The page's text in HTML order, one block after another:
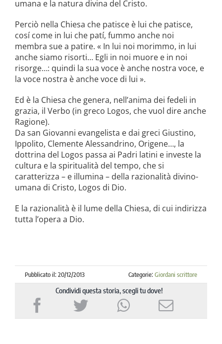
umana e la natura divina del Cristo.
Perciò nella Chiesa che patisce è lui che patisce,
cosí come in lui che patí, fummo anche noi
membra sue a patire. « In lui noi morimmo, in lui
anche siamo risorti… Egli in noi muore e in noi
risorge…: quindi la sua voce è anche nostra voce, e
la voce nostra è anche voce di lui ».
Ed è la Chiesa che genera, nell’anima dei fedeli in
grazia, il Verbo (in greco Logos, che vuol dire anche
Ragione).
Da san Giovanni evangelista e dai greci Giustino,
Ippolito, Clemente Alessandrino, Origene…, la
dottrina del Logos passa ai Padri latini e investe la
cultura e la spiritualità del tempo, che si
caratterizza – e illumina – della razionalità divino-
umana di Cristo, Logos di Dio.
E la razionalità è il lume della Chiesa, di cui indirizza
tutta l’opera a Dio.
Pubblicato il: 20/12/2013 Categorie:Giordani scrittore
Condividi questa storia, scegli tu dove!